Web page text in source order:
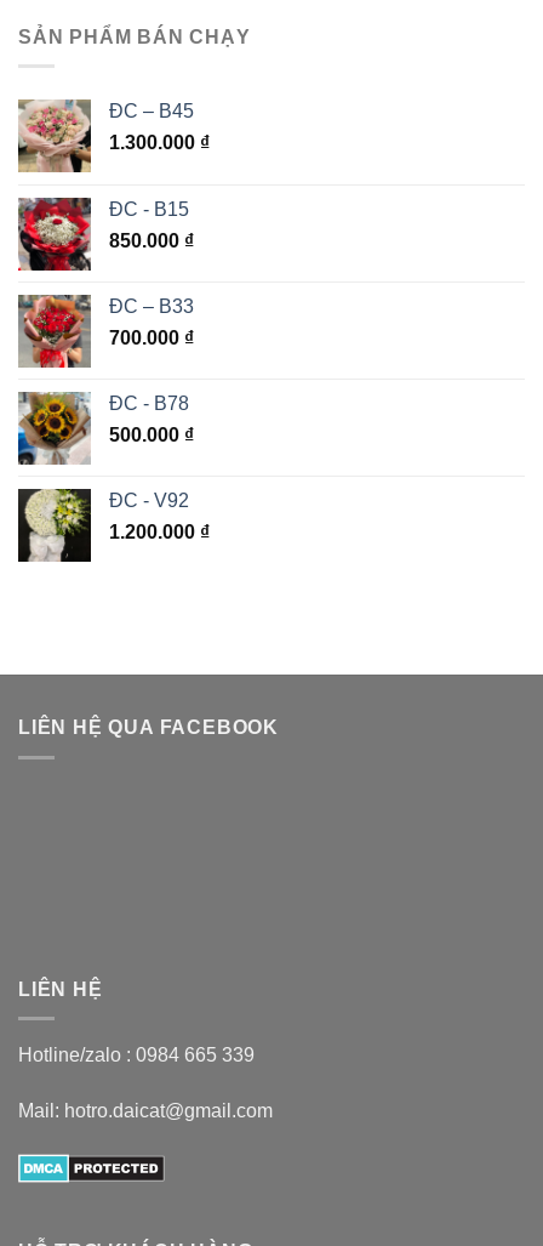
SẢN PHẨM BÁN CHẠY
ĐC – B45
1.300.000 ₫
ĐC - B15
850.000 ₫
ĐC – B33
700.000 ₫
ĐC - B78
500.000 ₫
ĐC - V92
1.200.000 ₫
LIÊN HỆ QUA FACEBOOK
LIÊN HỆ
Hotline/zalo : 0984 665 339
Mail: hotro.daicat@gmail.com